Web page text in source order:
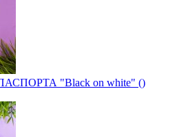
"Black on white" ()